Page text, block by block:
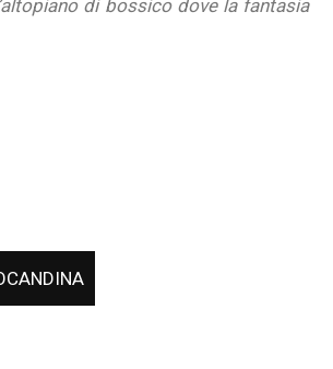
di bossico dove la fantasia